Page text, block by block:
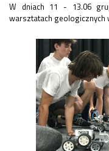
W dniach 11 - 13.06
warsztatach geologicznych